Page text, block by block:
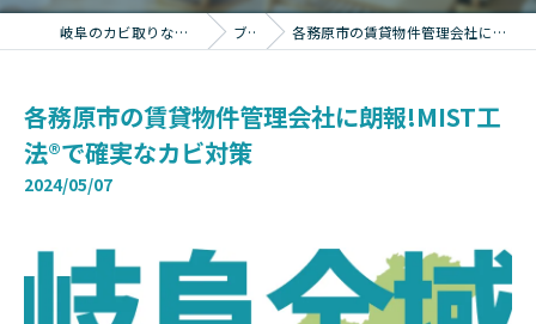
岐阜のカビ取りならカビバスターズ岐阜 ブログ 各務原市の賃貸物件管理会社に朗報!MIST工法®で確実なカビ対策
各務原市の賃貸物件管理会社に朗報!MIST工
法®で確実なカビ対策
2024/05/07